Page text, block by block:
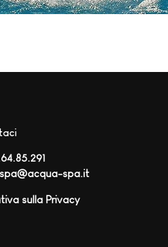
spa.it
sulla Privacy